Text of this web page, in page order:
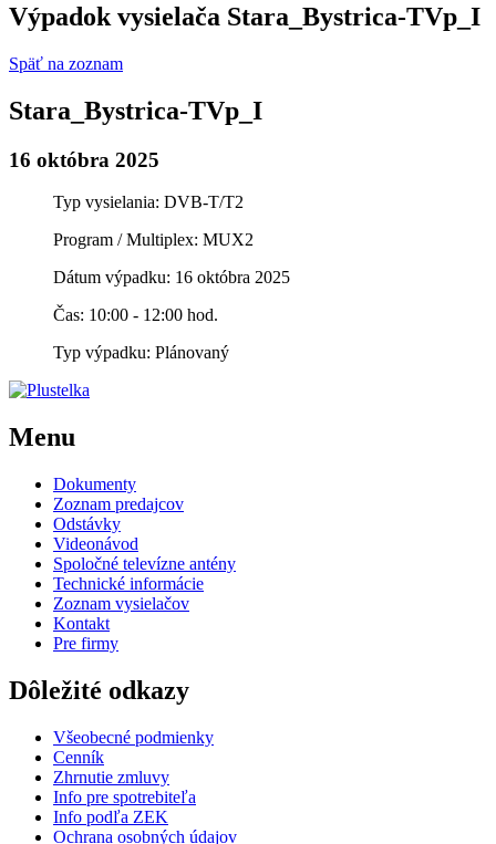
Výpadok vysielača Stara_Bystrica-TVp_I
Späť na zoznam
Stara_Bystrica-TVp_I
16 októbra 2025
Typ vysielania: DVB-T/T2
Program / Multiplex: MUX2
Dátum výpadku: 16 októbra 2025
Čas: 10:00 - 12:00 hod.
Typ výpadku: Plánovaný
Menu
Dokumenty
Zoznam predajcov
Odstávky
Videonávod
Spoločné televízne antény
Technické informácie
Zoznam vysielačov
Kontakt
Pre firmy
Dôležité odkazy
Všeobecné podmienky
Cenník
Zhrnutie zmluvy
Info pre spotrebiteľa
Info podľa ZEK
Ochrana osobných údajov